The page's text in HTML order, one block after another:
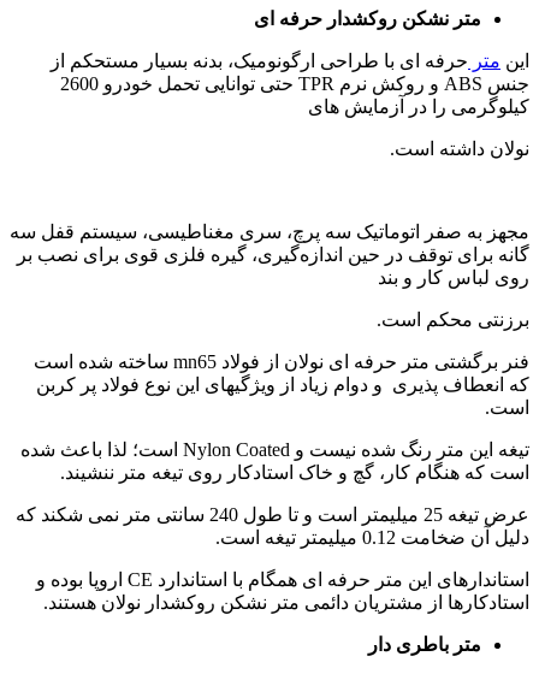
متر نشکن روکشدار حرفه ای
این متر حرفه ای با طراحی ارگونومیک، بدنه بسیار مستحکم از
جنس ABS و روکش نرم TPR حتی توانایی تحمل خودرو 2600
کیلوگرمی را در آزمایش های
نولان داشته است.
مجهز به صفر اتوماتیک سه پرچ، سری مغناطیسی، سیستم قفل سه
گانه برای توقف در حین اندازه‌گیری، گیره فلزی قوی برای نصب بر
روی لباس کار و بند
برزنتی محکم است.
فنر برگشتی متر حرفه ای نولان از فولاد mn65 ساخته شده است
که انعطاف پذیری و دوام زیاد از ویژگیهای این نوع فولاد پر کربن
است.
تیغه این متر رنگ شده نیست و Nylon Coated است؛ لذا باعث شده
است که هنگام کار، گچ و خاک استادکار روی تیغه متر ننشیند.
عرض تیغه 25 میلیمتر است و تا طول 240 سانتی متر نمی شکند که
دلیل آن ضخامت 0.12 میلیمتر تیغه است.
استاندارهای این متر حرفه ای همگام با استاندارد CE اروپا بوده و
استادکارها از مشتریان دائمی متر نشکن روکشدار نولان هستند.
متر باطری دار